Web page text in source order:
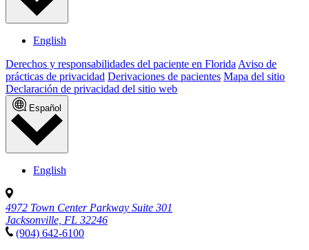
English
Derechos y responsabilidades del paciente en Florida Aviso de
prácticas de privacidad Derivaciones de pacientes Mapa del sitio
Declaración de privacidad del sitio web
Español
English
4972 Town Center Parkway Suite 301
Jacksonville, FL 32246
(904) 642-6100